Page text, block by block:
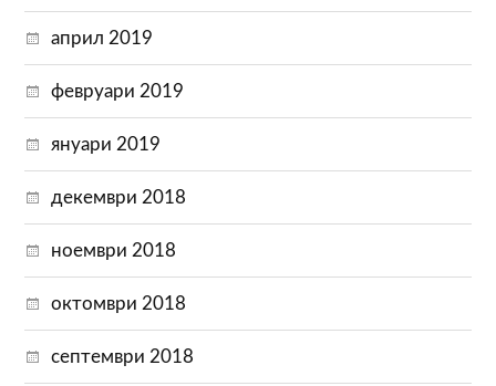
април 2019
февруари 2019
януари 2019
декември 2018
ноември 2018
октомври 2018
септември 2018